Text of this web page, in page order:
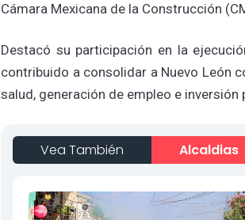
Cámara Mexicana de la Construcción
Destacó su participación en la
contribuido a consolidar a Nuevo León
salud, generación de empleo e inversión
Vea También Alcaldias